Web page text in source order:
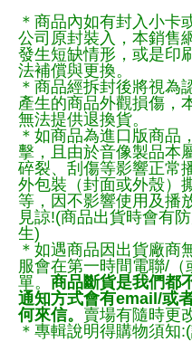
＊商品內如有封入小卡
公司原封裝入，本銷售
發生短缺情形，或是印
法補償與更換。
＊商品經拆封後將視為
產生的商品外觀損傷，
無法提供退換貨。
＊如商品為進口版商品
擊，且由於音像製品本
碎裂、刮傷等影響正常
外包裝（封面或外殼）
等，因不影響使用及播
見諒!(商品出貨時會有
生)
＊如遇商品因出貨廠商
服會在第一時間電聯/
單。 商品斷貨是我們都
通知方式會有email/或
何來信。 賣場有隨時更
＊專輯說明得購物須知